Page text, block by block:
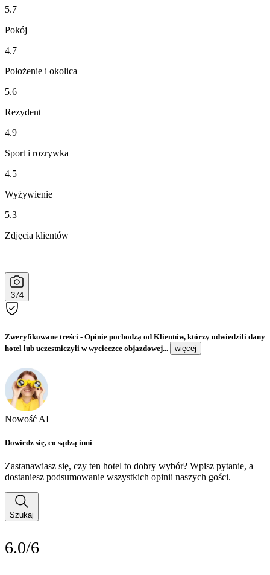
5.7
Pokój
4.7
Położenie i okolica
5.6
Rezydent
4.9
Sport i rozrywka
4.5
Wyżywienie
5.3
Zdjęcia klientów
374
Zweryfikowane treści - Opinie pochodzą od Klientów, którzy odwiedzili dany
hotel lub uczestniczyli w wycieczce objazdowej...
więcej
Nowość AI
Dowiedz się, co sądzą inni
Zastanawiasz się, czy ten hotel to dobry wybór? Wpisz pytanie, a
dostaniesz podsumowanie wszystkich opinii naszych gości.
Szukaj
6.0/6